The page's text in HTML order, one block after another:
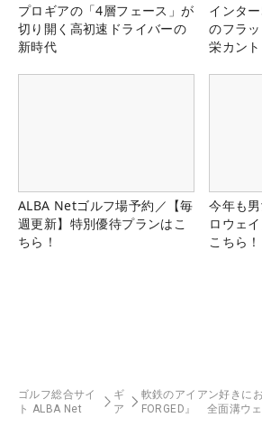
プロギアの「4層フェース」が
切り開く高初速ドライバーの
新時代
インタ
のフラ
栄カン
ALBA Netゴルフ場予約／【毎
週更新】特別優待プランはこ
ちら！
今年も
ロウェ
こちら！
ゴルフ総合サイ
ト ALBA Net
ギ
ア
軟鉄のアイアン好きに
FORGED』 全面溝ウ